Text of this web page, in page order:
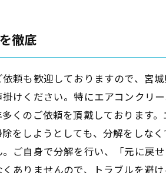
徹底
頼も歓迎しておりますので、宮
けください。特にエアコンクリ
くのご依頼を頂戴しております
をしようとしても、分解をしな
ご自身で分解を行い、「元に戻
ありませんので、トラブルを避